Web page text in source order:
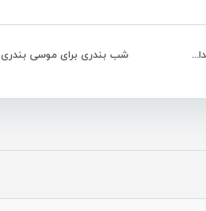
رونمایی از مجموعه شعر “شانه هایم آلزایمر ندارند” از مرضیه برمال+تصویری شب بندری برای موسی بندری